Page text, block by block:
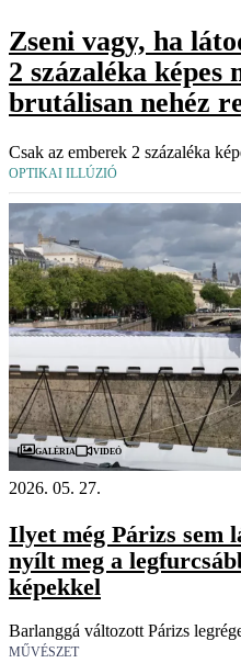
Zseni vagy, ha
2 százaléka képes
brutálisan nehéz
Csak az emberek 2 százaléka
OPTIKAI ILLÚZIÓ
Galéria Videó
2026. 05. 27.
Ilyet még Párizs sem
nyílt meg a
képekkel
Barlanggá változott Párizs
MŰVÉSZET